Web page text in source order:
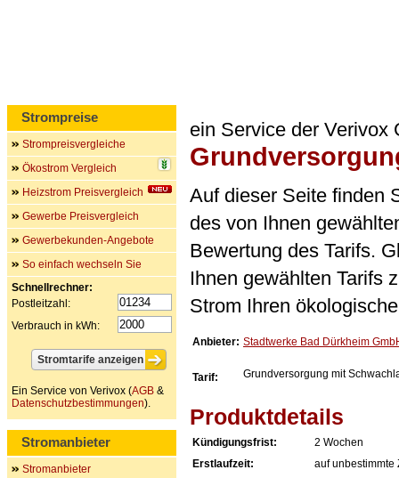
ein Service der Verivox
Auf dieser Seite finden
des von Ihnen
Bewertung des Tarifs.
Ihnen gewählten Tarifs
Strom Ihren
Anbieter: Stadtwerke Bad Dürkheim
Tarif: Grundversorgung mit
Produktdetails
Kündigungsfrist:
2 Wochen
Erstlaufzeit:
auf unbestimmte
Strompreise
Strompreisvergleiche
Ökostrom Vergleich
Heizstrom Preisvergleich
Gewerbe Preisvergleich
Gewerbekunden-Angebote
So einfach wechseln Sie
Schnellrechner:
Postleitzahl:
Verbrauch in kWh:
Ein Service von Verivox (AGB &
Datenschutzbestimmungen).
Stromanbieter
Stromanbieter